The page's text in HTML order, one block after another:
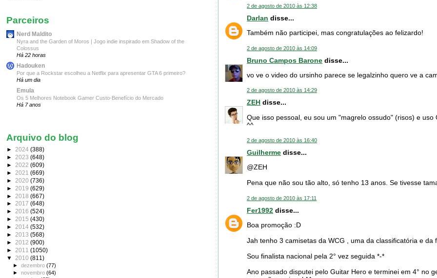
2 de agosto de 2010 às 12:38
Darlan disse...
Também não participei, mas congratulações ao felizardo!
2 de agosto de 2010 às 14:09
Bruno Campos Barone disse...
vo ve o video do ursinho parece se legalzinho quero ve a
2 de agosto de 2010 às 14:29
ZEH disse...
Que isso pessoal, eu sou um "magrelo ossudo" (risos) e
^^
2 de agosto de 2010 às 16:40
Guilherme disse...
@ZEH
Pena que não sou tão alto, só tenho 13 anos. Se tivesse
2 de agosto de 2010 às 17:11
Fer1992 disse...
Boa promoção :D
Jah tenho 3 camisetas da WCG , uma da classificatória e
Sou finalista nacional pela 2° vez seguida *-*
Ano passado disputei pelo Guitar Hero e terminei em 4° no
Parceiros
Nerd Maldito
Nyra and the Garden of Moros | Jogo indie inspirado em Shadow of the
Colossus
Há 22 horas
Hadouken
Por que a Rockstar escolheu a Netflix para apresentar GTA 6 primeiro?
Há um dia
Emula
Os 5 Melhores Notebook Gamer Custo-Benefício do Mercado
Há 7 anos
Arquivo do blog
► 2024 (388)
► 2023 (648)
► 2022 (609)
► 2021 (669)
► 2020 (736)
► 2019 (629)
► 2018 (667)
► 2017 (648)
► 2016 (524)
► 2015 (430)
► 2014 (532)
► 2013 (568)
► 2012 (900)
► 2011 (1050)
▼ 2010 (811)
►dezembro(77)
►novembro(64)